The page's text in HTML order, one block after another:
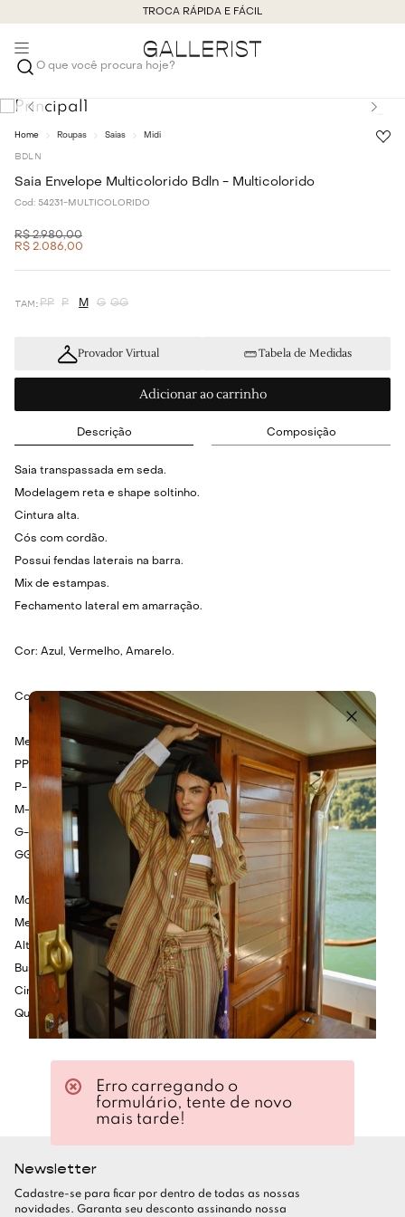
TROCA RÁPIDA E FÁCIL
O que você procura hoje?
Roupas Saias Midi
BDLN
Saia Envelope Multicolorido Bdln - Multicolorido
Cod: 54231-MULTICOLORIDO
R$ 2.980,00
R$ 2.086,00
PP P M G GG
Provador Virtual Tabela de Medidas
Adicionar ao carrinho
Descrição Composição
Saia transpassada em seda.
Modelagem reta e shape soltinho.
Cintura alta.
Cós com cordão.
Possui fendas laterais na barra.
Mix de estampas.
Fechamento lateral em amarração.
Cor: Azul, Vermelho, Amarelo.
Composição: 100% seda.
Medidas:
PP- Cintura: 82cm - Quadril: 102cm - Comprimento: 84cm.
P- Cintura: 86cm - Quadril: 106cm - Comprimento: 86cm.
M- Cintura: 90cm - Quadril: 110cm - Comprimento: 88cm.
G- Cintura: 94cm - Quadril: 114cm - Comprimento: 90cm.
GG- Cintura: 98cm - Quadril: 118cm - Comprimento: 92cm.
Modelo veste tamanho P.
Medidas da Modelo:
Altura: 1.75cm
Busto: 80cm
Cintura: 60cm
Quadril: 86cm
Newsletter
Cadastre-se para ficar por dentro de todas as nossas
novidades. Garanta seu desconto assinando nossa
Erro carregando o
formulário, tente de novo
mais tarde!